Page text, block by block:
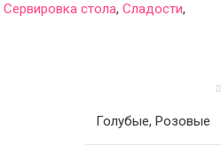
Сервировка стола, Сладости,
Голубые, Розовые